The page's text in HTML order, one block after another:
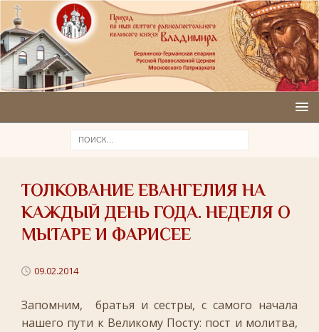
ТОЛКОВАНИЕ ЕВАНГЕЛИЯ НА
КАЖДЫЙ ДЕНЬ ГОДА. НЕДЕЛЯ О
МЫТАРЕ И ФАРИСЕЕ
09.02.2014
Запомним, братья и сестры, с самого начала
нашего пути к Великому Посту: пост и молитва,